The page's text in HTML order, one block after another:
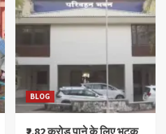
BLOG